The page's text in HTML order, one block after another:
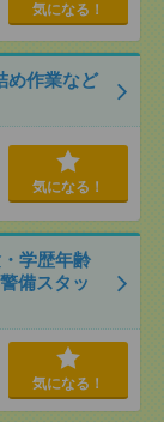
気になる！
め作業など
気になる！
学歴年齢
備スタッ
気になる！